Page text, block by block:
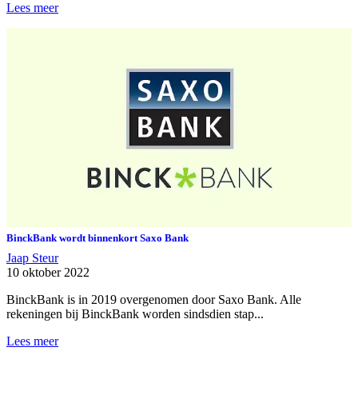
Lees meer
BinckBank wordt binnenkort Saxo Bank
Jaap Steur
10 oktober 2022
BinckBank is in 2019 overgenomen door Saxo Bank. Alle
rekeningen bij BinckBank worden sindsdien stap...
Lees meer